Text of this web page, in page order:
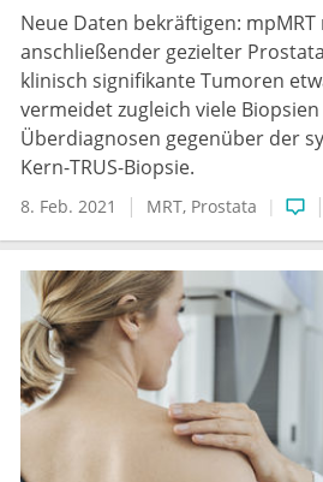
Neue Daten bekräftigen: mpMRT
anschließender gezielter
klinisch signifikante Tumoren
vermeidet zugleich viele
Überdiagnosen gegenüber der
Kern-TRUS-Biopsie.
8. Feb. 2021 MRT Prostata